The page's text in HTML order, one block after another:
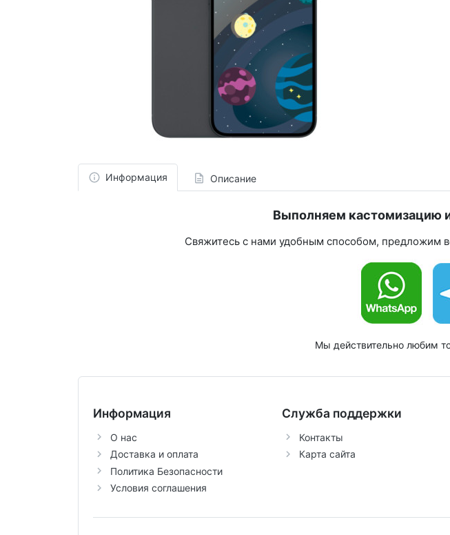
Информация Описание
Выполняем кастомизацию
Свяжитесь с нами удобным способом, предложим
Мы действительно любим
Информация
О нас
Доставка и оплата
Политика Безопасности
Условия соглашения
Служба поддержки
Контакты
Карта сайта